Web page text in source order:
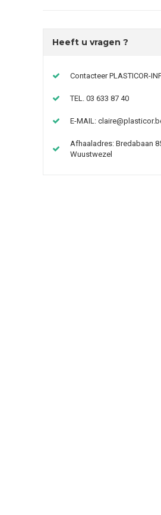
Heeft u vragen ?
Contacteer PLASTICOR-
TEL. 03 633 87 40
E-MAIL:
Afhaaladres: Bredabaan
Wuustwezel